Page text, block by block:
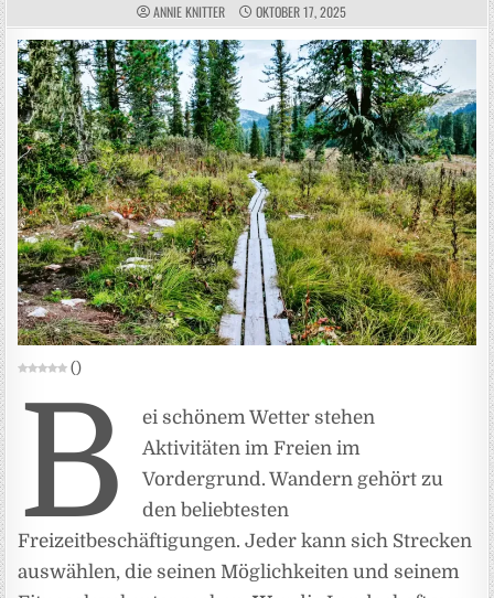
AUTHOR:
ANNIE KNITTER PUBLISHED DATE:
OKTOBER 17, 2025
()
B
ei schönem Wetter stehen
Aktivitäten im Freien im
Vordergrund. Wandern gehört zu
den beliebtesten
Freizeitbeschäftigungen. Jeder kann sich Strecken
auswählen, die seinen Möglichkeiten und seinem